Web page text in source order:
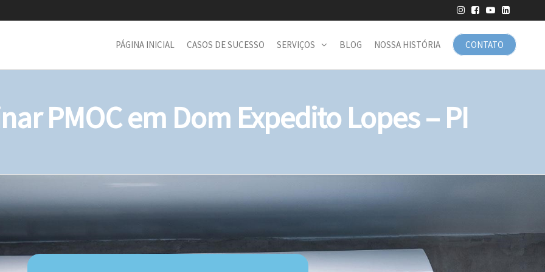
CONTATO
PÁGINA INICIAL CASOS DE SUCESSO SERVIÇOS BLOG NOSSA HISTÓRIA
PMOC em Dom Expedito Lopes – PI